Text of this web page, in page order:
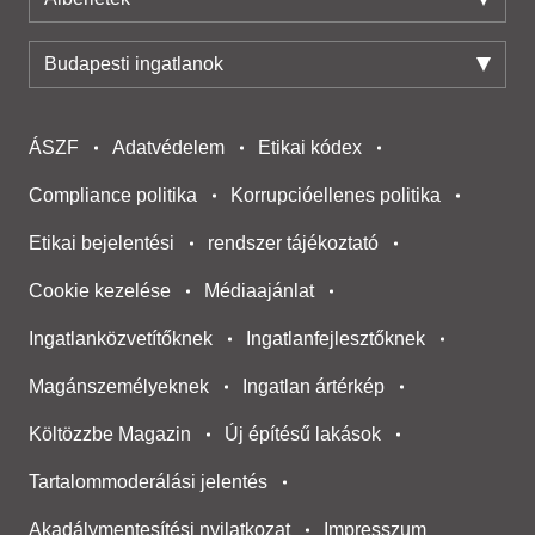
Budapesti ingatlanok
ÁSZF Adatvédelem Etikai kódex
Compliance politika Korrupcióellenes politika
Etikai bejelentési rendszer tájékoztató
Cookie kezelése Médiaajánlat
Ingatlanközvetítőknek Ingatlanfejlesztőknek
Magánszemélyeknek Ingatlan ártérkép
Költözzbe Magazin Új építésű lakások
Tartalommoderálási jelentés
Akadálymentesítési nyilatkozat Impresszum